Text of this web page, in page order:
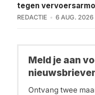
tegen
REDACTIE 6 AUG. 2026
Meld je aan
Ontvang twee